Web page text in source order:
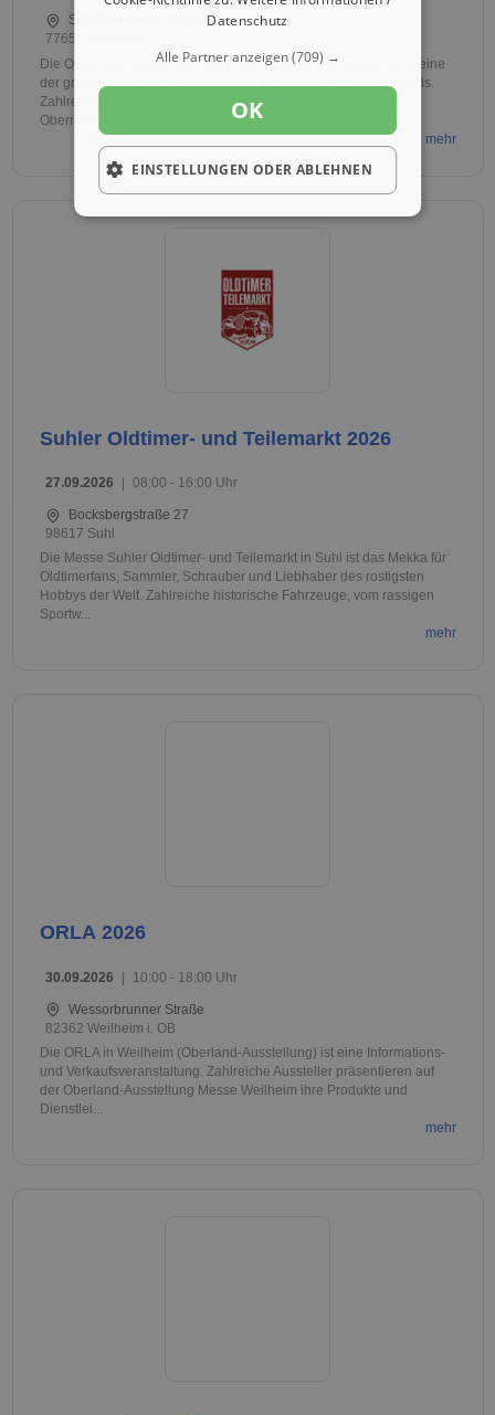
Schutterwälder Straße 3
77656 Offenburg
Die Oberrhein Messe Offenburg, auch Herbstmess genannt, ist eine
der größten Verbraucherausstellung im Südwesten Deutschlands.
Zahlreiche Aussteller präsentieren Ihnen auf der Offenburger
Oberrhein Me...
mehr
Suhler Oldtimer- und Teilemarkt 2026
27.09.2026 | 08:00 - 16:00 Uhr
Bocksbergstraße 27
98617 Suhl
Die Messe Suhler Oldtimer- und Teilemarkt in Suhl ist das Mekka für
Oldtimerfans, Sammler, Schrauber und Liebhaber des rostigsten
Hobbys der Welt. Zahlreiche historische Fahrzeuge, vom rassigen
Sportw...
mehr
ORLA 2026
30.09.2026 | 10:00 - 18:00 Uhr
Wessorbrunner Straße
82362 Weilheim i. OB
Die ORLA in Weilheim (Oberland-Ausstellung) ist eine Informations-
und Verkaufsveranstaltung. Zahlreiche Aussteller präsentieren auf
der Oberland-Ausstellung Messe Weilheim ihre Produkte und
Dienstlei...
mehr
Datenschutz
Alle Partner anzeigen(709) →
OK
EINSTELLUNGEN ODER ABLEHNEN